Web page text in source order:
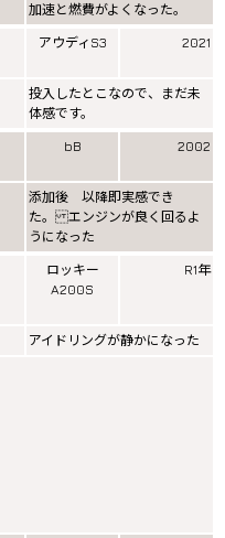
加速と燃費がよくなった。
アウディS3 2021
投入したとこなので、まだ未
体感です。
bB 2002
添加後 以降即実感でき
た。 エンジンが良く回るよ
うになった
ロッキー
A200S
R1年
アイドリングが静かになった